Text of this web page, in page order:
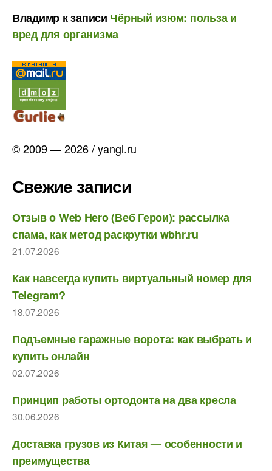
Владимр к записи Чёрный изюм: польза и
вред для организма
© 2009 — 2026 / yangl.ru
Свежие записи
Отзыв о Web Hero (Веб Герои): рассылка
спама, как метод раскрутки wbhr.ru
21.07.2026
Как навсегда купить виртуальный номер для
Telegram?
18.07.2026
Подъемные гаражные ворота: как выбрать и
купить онлайн
02.07.2026
Принцип работы ортодонта на два кресла
30.06.2026
Доставка грузов из Китая — особенности и
преимущества